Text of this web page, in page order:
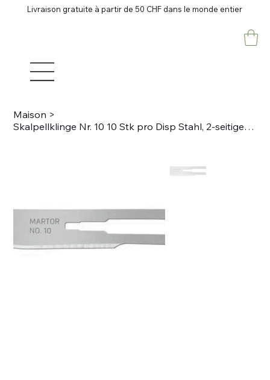
Livraison gratuite à partir de 50 CHF dans le monde entier
Maison >
Skalpellklinge Nr. 10 10 Stk pro Disp Stahl, 2-seitiger Schliff